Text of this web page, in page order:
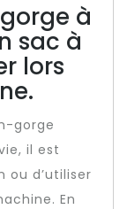
à
sac à
lors
gorge
il est
ou d’utiliser
En